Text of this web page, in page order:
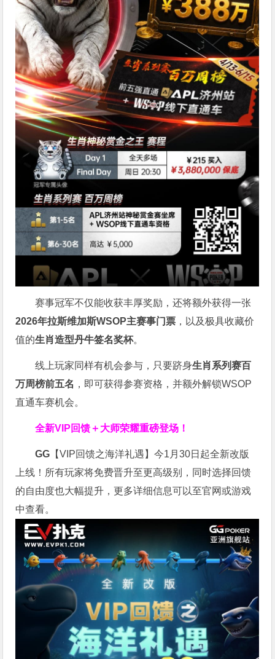
赛事冠军不仅能收获丰厚奖励，还将额外获得一张
2026年拉斯维加斯WSOP主赛事门票 ，以及极具收藏价
值的生肖造型丹牛签名奖杯。
线上玩家同样有机会参与，只要跻身生肖系列赛百
万周榜前五名 ，即可获得参赛资格，并额外解锁WSOP
直通车赛机会。
全新VIP回馈＋大师荣耀重磅登场！
GG 【VIP回馈之海洋礼遇】今1月30日起全新改版
上线！所有玩家将免费晋升至更高级别，同时选择回馈
的自由度也大幅提升，更多详细信息可以至官网或游戏
中查看。